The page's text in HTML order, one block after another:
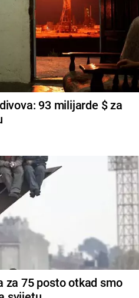
93 milijarde $ za
za 75 posto otkad smo